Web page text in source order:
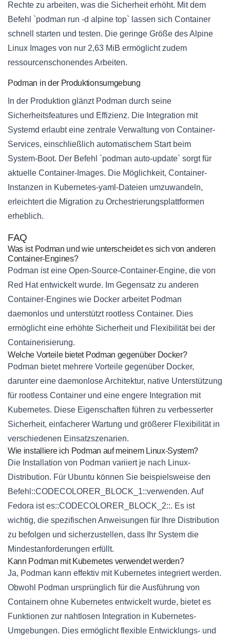
Rechte zu arbeiten, was die Sicherheit erhöht. Mit dem
Befehl `podman run -d alpine top` lassen sich Container
schnell starten und testen. Die geringe Größe des Alpine
Linux Images von nur 2,63 MiB ermöglicht zudem
ressourcenschonendes Arbeiten.
Podman in der Produktionsumgebung
In der Produktion glänzt Podman durch seine
Sicherheitsfeatures und Effizienz. Die Integration mit
Systemd erlaubt eine zentrale Verwaltung von Container-
Services, einschließlich automatischem Start beim
System-Boot. Der Befehl `podman auto-update` sorgt für
aktuelle Container-Images. Die Möglichkeit, Container-
Instanzen in Kubernetes-yaml-Dateien umzuwandeln,
erleichtert die Migration zu Orchestrierungsplattformen
erheblich.
FAQ
Was ist Podman und wie unterscheidet es sich von anderen
Container-Engines?
Podman ist eine Open-Source-Container-Engine, die von
Red Hat entwickelt wurde. Im Gegensatz zu anderen
Container-Engines wie Docker arbeitet Podman
daemonlos und unterstützt rootless Container. Dies
ermöglicht eine erhöhte Sicherheit und Flexibilität bei der
Containerisierung.
Welche Vorteile bietet Podman gegenüber Docker?
Podman bietet mehrere Vorteile gegenüber Docker,
darunter eine daemonlose Architektur, native Unterstützung
für rootless Container und eine engere Integration mit
Kubernetes. Diese Eigenschaften führen zu verbesserter
Sicherheit, einfacherer Wartung und größerer Flexibilität in
verschiedenen Einsatzszenarien.
Wie installiere ich Podman auf meinem Linux-System?
Die Installation von Podman variiert je nach Linux-
Distribution. Für Ubuntu können Sie beispielsweise den
Befehl::CODECOLORER_BLOCK_1::verwenden. Auf
Fedora ist es::CODECOLORER_BLOCK_2::. Es ist
wichtig, die spezifischen Anweisungen für Ihre Distribution
zu befolgen und sicherzustellen, dass Ihr System die
Mindestanforderungen erfüllt.
Kann Podman mit Kubernetes verwendet werden?
Ja, Podman kann effektiv mit Kubernetes integriert werden.
Obwohl Podman ursprünglich für die Ausführung von
Containern ohne Kubernetes entwickelt wurde, bietet es
Funktionen zur nahtlosen Integration in Kubernetes-
Umgebungen. Dies ermöglicht flexible Entwicklungs- und